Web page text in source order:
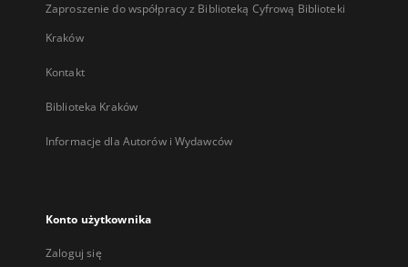
Zaproszenie do współpracy z Biblioteką Cyfrową Biblioteki
Kraków
Kontakt
Biblioteka Kraków
Informacje dla Autorów i Wydawców
Konto użytkownika
Zaloguj się